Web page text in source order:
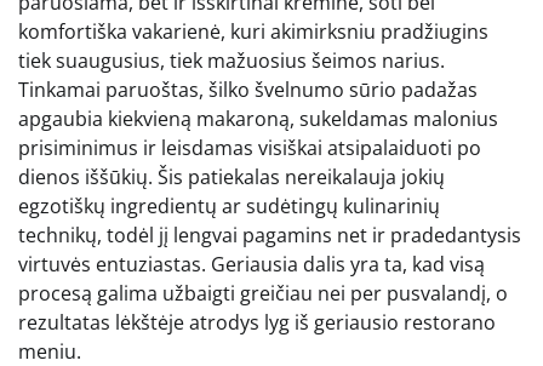
komfortiška vakarienė, kuri akimirksniu pradžiugins
tiek suaugusius, tiek mažuosius šeimos narius.
Tinkamai paruoštas, šilko švelnumo sūrio padažas
apgaubia kiekvieną makaroną, sukeldamas malonius
prisiminimus ir leisdamas visiškai atsipalaiduoti po
dienos iššūkių. Šis patiekalas nereikalauja jokių
egzotiškų ingredientų ar sudėtingų kulinarinių
technikų, todėl jį lengvai pagamins net ir pradedantysis
virtuvės entuziastas. Geriausia dalis yra ta, kad visą
procesą galima užbaigti greičiau nei per pusvalandį, o
rezultatas lėkštėje atrodys lyg iš geriausio restorano
meniu.